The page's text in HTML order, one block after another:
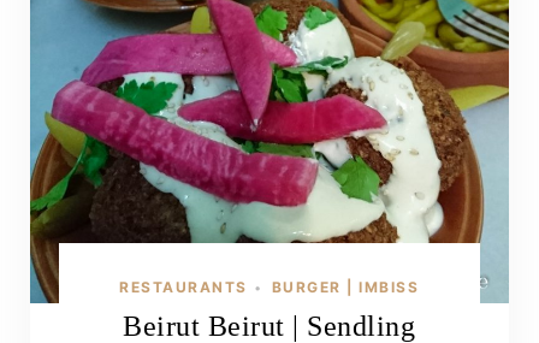
RESTAURANTS • BURGER | IMBISS
Beirut Beirut | Sendling